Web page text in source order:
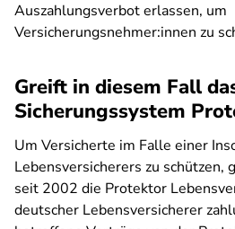
Auszahlungsverbot erlassen, um
Versicherungsnehmer:innen zu
Greift in diesem Fall
Sicherungssystem
Um Versicherte im Falle einer
Lebensversicherers zu schützen,
seit 2002 die Protektor
deutscher Lebensversicherer